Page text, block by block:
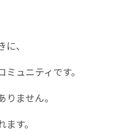
、
ュニティです。
ません。
す。